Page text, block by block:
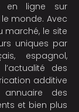
en ligne sur
monde. Avec
marché, le site
uniques par
espagnol,
des
additive
des
et bien plus